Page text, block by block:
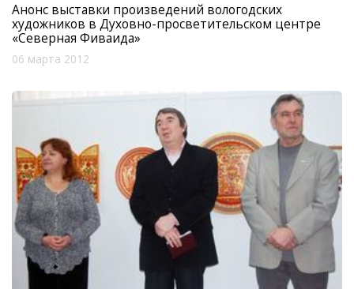
Анонс выставки произведений вологодских
художников в Духовно-просветительском центре
«Северная Фиваида»
06 марта 2012